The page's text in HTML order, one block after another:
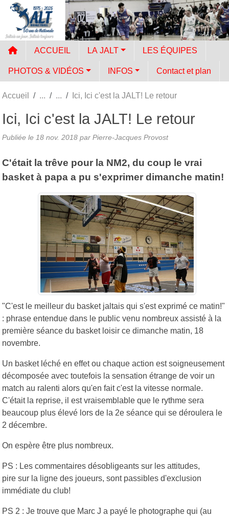
ACCUEIL LA JALT LES ÉQUIPES
PHOTOS & VIDÉOS INFOS Contact et plan
Accueil Ici, Ici c'est la JALT! Le retour
Ici, Ici c'est la JALT! Le retour
Publiée le 18 nov. 2018 par Pierre-Jacques Provost
C'était la trêve pour la NM2, du coup le vrai
basket à papa a pu s'exprimer dimanche matin!
"C'est le meilleur du basket jaltais qui s'est exprimé ce matin!"
: phrase entendue dans le public venu nombreux assisté à la
première séance du basket loisir ce dimanche matin, 18
novembre.
Un basket léché en effet ou chaque action est soigneusement
décomposée avec toutefois la sensation étrange de voir un
match au ralenti alors qu'en fait c'est la vitesse normale.
C'était la reprise, il est vraisemblable que le rythme sera
beaucoup plus élevé lors de la 2e séance qui se déroulera le
2 décembre.
On espère être plus nombreux.
PS : Les commentaires désobligeants sur les attitudes,
pire sur la ligne des joueurs, sont passibles d'exclusion
immédiate du club!
PS 2 : Je trouve que Marc J a payé le photographe qui (au
Panneau de gestion des cookies